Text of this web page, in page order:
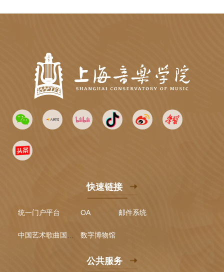
快速链接
统一门户平台 OA 邮件系统
中国艺术歌曲国际声乐比赛 数字博物馆
公共服务